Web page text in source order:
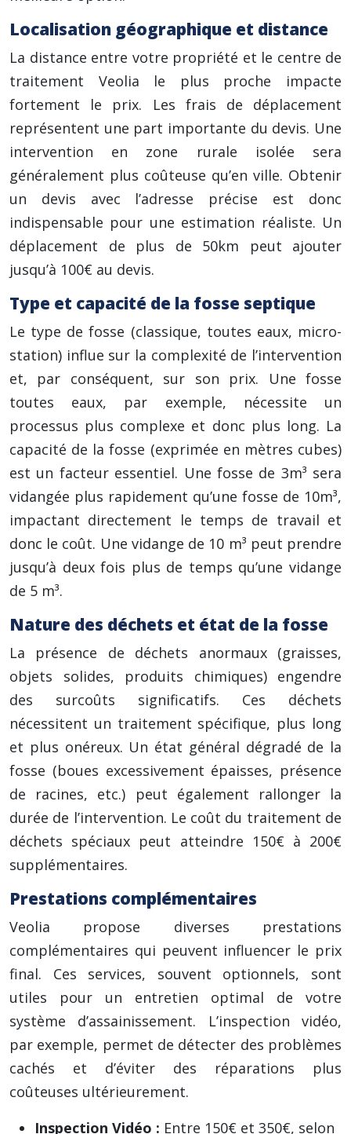
Localisation géographique et distance
La distance entre votre propriété et le centre de
traitement Veolia le plus proche impacte
fortement le prix. Les frais de déplacement
représentent une part importante du devis. Une
intervention en zone rurale isolée sera
généralement plus coûteuse qu’en ville. Obtenir
un devis avec l’adresse précise est donc
indispensable pour une estimation réaliste. Un
déplacement de plus de 50km peut ajouter
jusqu’à 100€ au devis.
Type et capacité de la fosse septique
Le type de fosse (classique, toutes eaux, micro-
station) influe sur la complexité de l’intervention
et, par conséquent, sur son prix. Une fosse
toutes eaux, par exemple, nécessite un
processus plus complexe et donc plus long. La
capacité de la fosse (exprimée en mètres cubes)
est un facteur essentiel. Une fosse de 3m³ sera
vidangée plus rapidement qu’une fosse de 10m³,
impactant directement le temps de travail et
donc le coût. Une vidange de 10 m³ peut prendre
jusqu’à deux fois plus de temps qu’une vidange
de 5 m³.
Nature des déchets et état de la fosse
La présence de déchets anormaux (graisses,
objets solides, produits chimiques) engendre
des surcoûts significatifs. Ces déchets
nécessitent un traitement spécifique, plus long
et plus onéreux. Un état général dégradé de la
fosse (boues excessivement épaisses, présence
de racines, etc.) peut également rallonger la
durée de l’intervention. Le coût du traitement de
déchets spéciaux peut atteindre 150€ à 200€
supplémentaires.
Prestations complémentaires
Veolia propose diverses prestations
complémentaires qui peuvent influencer le prix
final. Ces services, souvent optionnels, sont
utiles pour un entretien optimal de votre
système d’assainissement. L’inspection vidéo,
par exemple, permet de détecter des problèmes
cachés et d’éviter des réparations plus
coûteuses ultérieurement.
Inspection Vidéo : Entre 150€ et 350€, selon